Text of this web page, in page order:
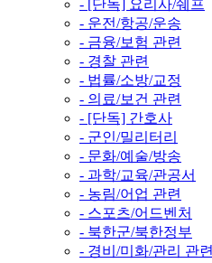
- [단독] 요리사/쉐프
- 운전/항공/운송
- 금융/보험 관련
- 경찰 관련
- 법률/소방/교정
- 의료/보건 관련
- [단독] 간호사
- 군인/밀리터리
- 문화/예술/방송
- 과학/교육/관공서
- 농림/어업 관련
- 스포츠/어드벤처
- 북한군/북한정부
- 경비/미화/관리 관련